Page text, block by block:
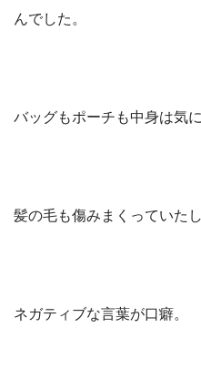
んでした。
バッグもポーチも中身は気
髪の毛も傷みまくっていた
ネガティブな言葉が口癖。